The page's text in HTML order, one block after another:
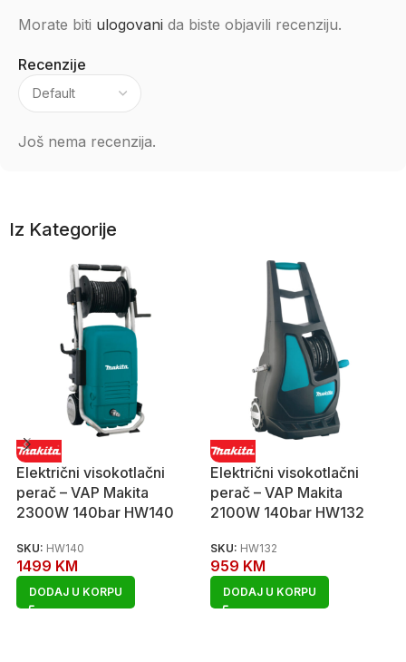
Recenzije
Još nema recenzija.
Morate biti ulogovani da biste objavili recenziju.
Iz Kategorije
Električni visokotlačni
perač – VAP Makita
2300W 140bar HW140
SKU: HW140
1499 KM
DODAJ U KORPU
Električni visokotlačni
perač – VAP Makita
2100W 140bar HW132
SKU: HW132
959 KM
DODAJ U KORPU